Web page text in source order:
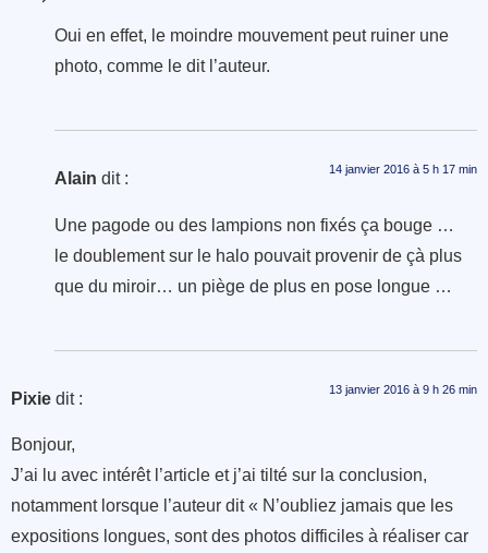
Oui en effet, le moindre mouvement peut ruiner une
photo, comme le dit l’auteur.
Alain dit : 14 janvier 2016 à 5 h 17 min
Une pagode ou des lampions non fixés ça bouge …
le doublement sur le halo pouvait provenir de çà plus
que du miroir… un piège de plus en pose longue …
Pixie dit : 13 janvier 2016 à 9 h 26 min
Bonjour,
J’ai lu avec intérêt l’article et j’ai tilté sur la conclusion,
notamment lorsque l’auteur dit « N’oubliez jamais que les
expositions longues, sont des photos difficiles à réaliser car